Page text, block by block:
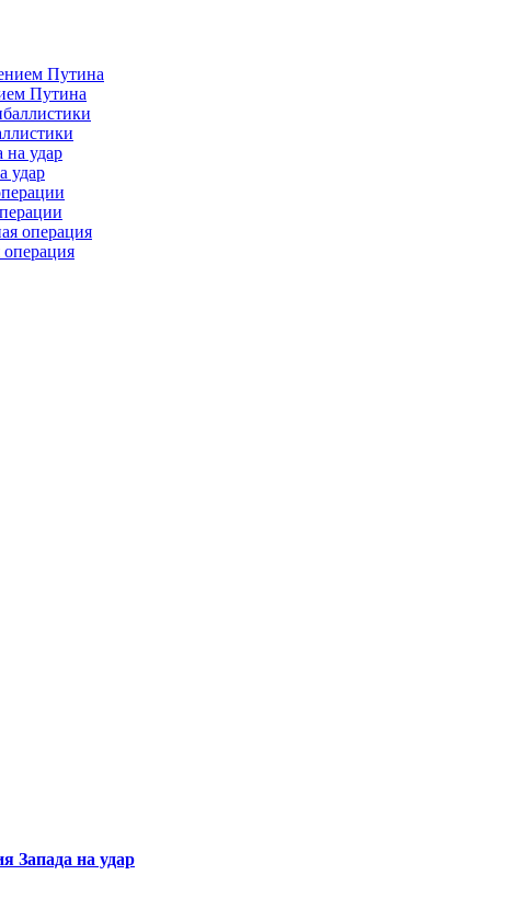
Путина
удар
Запада на удар